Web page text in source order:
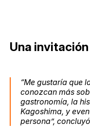
Una
“Me gustaría que
conozcan más
gastronomía, la
Kagoshima, y
persona”,